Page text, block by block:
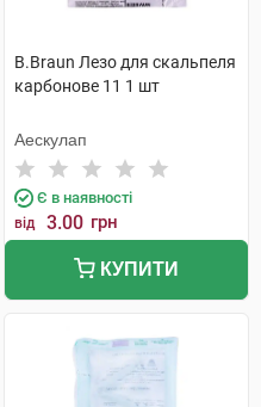
B.Braun Лезо для скальпеля
карбонове 11 1 шт
Аескулап
Є в наявності
від 3.00 грн
КУПИТИ